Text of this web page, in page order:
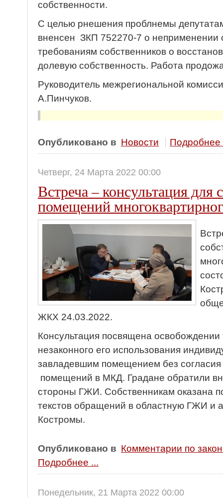
собственности.
С целью рнешения проблнемы
вненсен ЗКП 752270-7 о неприменении
требованиям собственников о
долевую собственность. Работа
Руководитель межрегиональной
А.Пинчуков.
Опубликовано в Новости Подробнее
Четверг, 24 Марта 2022 00:00
Встреча – консультация для
помещений
ЖКХ 24.03.2022.
Консультация посвящена
незаконного его использования
завладевшим помещением без
помещений в МКД. Градане обратили
стороны ГЖИ. Собственникам оказана
текстов обращений в областную ГЖИ и
Костромы.
Опубликовано в Комментарии по
Подробнее ...
Понедельник, 21 Марта 2022 00:00